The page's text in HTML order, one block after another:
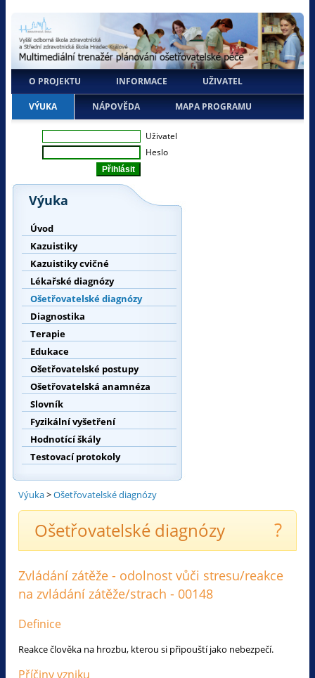
O PROJEKTU INFORMACE UŽIVATEL
VÝUKA NÁPOVĚDA MAPA PROGRAMU
Uživatel
Heslo
Výuka
Úvod
Kazuistiky
Kazuistiky cvičné
Lékařské diagnózy
Ošetřovatelské diagnózy
Diagnostika
Terapie
Edukace
Ošetřovatelské postupy
Ošetřovatelská anamnéza
Slovník
Fyzikální vyšetření
Hodnotící škály
Testovací protokoly
Výuka>Ošetřovatelské diagnózy
Ošetřovatelské diagnózy ?
Zvládání zátěže - odolnost vůči stresu/reakce
na zvládání zátěže/strach - 00148
Definice
Reakce člověka na hrozbu, kterou si připouští jako nebezpečí.
Příčiny vzniku